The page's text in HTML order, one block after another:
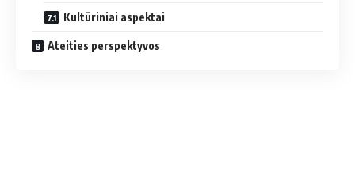
Kultūriniai aspektai
Ateities perspektyvos